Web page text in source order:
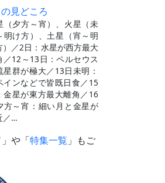
見どころ
（夕方～宵）、火星（未
明け方）、土星（宵～明
）／2日：水星が西方最大
／12～13日：ペルセウス
星群が極大／13日未明：
インなどで皆既日食／15
金星が東方最大離角／16
方～宵：細い月と金星が
／…
」や「特集一覧 」もご